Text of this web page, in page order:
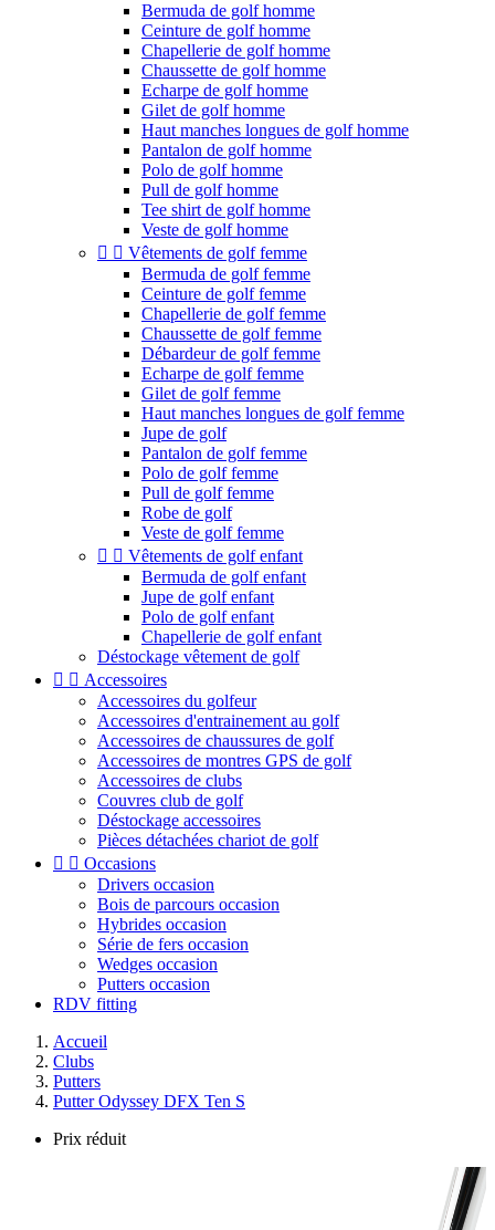
Bermuda de golf homme
Ceinture de golf homme
Chapellerie de golf homme
Chaussette de golf homme
Echarpe de golf homme
Gilet de golf homme
Haut manches longues de golf homme
Pantalon de golf homme
Polo de golf homme
Pull de golf homme
Tee shirt de golf homme
Veste de golf homme
  Vêtements de golf femme
Bermuda de golf femme
Ceinture de golf femme
Chapellerie de golf femme
Chaussette de golf femme
Débardeur de golf femme
Echarpe de golf femme
Gilet de golf femme
Haut manches longues de golf femme
Jupe de golf
Pantalon de golf femme
Polo de golf femme
Pull de golf femme
Robe de golf
Veste de golf femme
  Vêtements de golf enfant
Bermuda de golf enfant
Jupe de golf enfant
Polo de golf enfant
Chapellerie de golf enfant
Déstockage vêtement de golf
  Accessoires
Accessoires du golfeur
Accessoires d'entrainement au golf
Accessoires de chaussures de golf
Accessoires de montres GPS de golf
Accessoires de clubs
Couvres club de golf
Déstockage accessoires
Pièces détachées chariot de golf
  Occasions
Drivers occasion
Bois de parcours occasion
Hybrides occasion
Série de fers occasion
Wedges occasion
Putters occasion
RDV fitting
Accueil
Clubs
Putters
Putter Odyssey DFX Ten S
Prix réduit